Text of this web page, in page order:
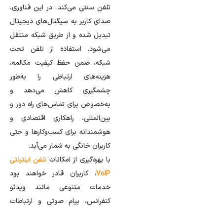
تلفن سنتی می‌کند. در این فناوری،
صدای کاربر به سیگنال‌های دیجیتال
تبدیل شده و از طریق شبکه منتقل
می‌شود. استفاده از تلفن تحت
شبکه، ضمن حفظ کیفیت مکالمه،
هزینه‌های ارتباطی را به‌طور
چشمگیری کاهش می‌دهد و
به‌خصوص برای تماس‌های راه دور و
بین‌المللی، راهکاری اقتصادی و
هوشمندانه برای کسب‌وکارها و حتی
کاربران خانگی به شمار می‌آید.
با بهره‌گیری از امکانات تلفن اینترنتی
VoIP، کاربران قادر خواهند بود
خدمات متنوعی مانند ویدئو
کنفرانس، پیام صوتی و ارتباطات